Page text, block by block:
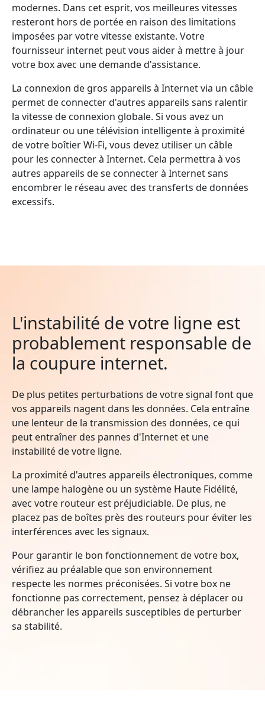
modernes. Dans cet esprit, vos meilleures vitesses
resteront hors de portée en raison des limitations
imposées par votre vitesse existante. Votre
fournisseur internet peut vous aider à mettre à jour
votre box avec une demande d'assistance.
La connexion de gros appareils à Internet via un câble
permet de connecter d'autres appareils sans ralentir
la vitesse de connexion globale. Si vous avez un
ordinateur ou une télévision intelligente à proximité
de votre boîtier Wi-Fi, vous devez utiliser un câble
pour les connecter à Internet. Cela permettra à vos
autres appareils de se connecter à Internet sans
encombrer le réseau avec des transferts de données
excessifs.
L'instabilité de votre ligne est
probablement responsable de
la coupure internet.
De plus petites perturbations de votre signal font que
vos appareils nagent dans les données. Cela entraîne
une lenteur de la transmission des données, ce qui
peut entraîner des pannes d'Internet et une
instabilité de votre ligne.
La proximité d'autres appareils électroniques, comme
une lampe halogène ou un système Haute Fidélité,
avec votre routeur est préjudiciable. De plus, ne
placez pas de boîtes près des routeurs pour éviter les
interférences avec les signaux.
Pour garantir le bon fonctionnement de votre box,
vérifiez au préalable que son environnement
respecte les normes préconisées. Si votre box ne
fonctionne pas correctement, pensez à déplacer ou
débrancher les appareils susceptibles de perturber
sa stabilité.